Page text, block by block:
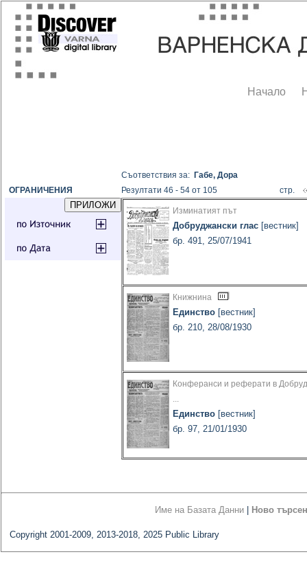
Начало
ОГРАНИЧЕНИЯ
Съответствия за: Габе, Дора
Резултати 46 - 54 от 105
стр.
Изминатият път
Добруджански глас [вестник]
бр. 491, 25/07/1941
Книжнина
Единство [вестник]
бр. 210, 28/08/1930
Конферанси и реферати в
...
Единство [вестник]
бр. 97, 21/01/1930
Име на Базата Данни Ново
Copyright 2001-2009, 2013-2018, 2025 Public Library